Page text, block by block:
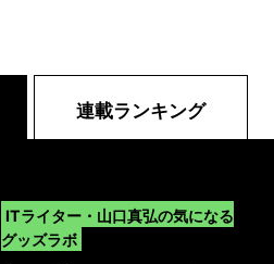
ITライター・山口真弘の気になる
グッズラボ
連載ランキング